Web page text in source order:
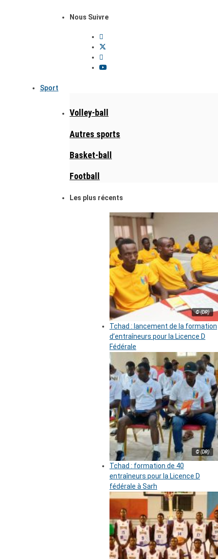
Nous Suivre
Sport
Volley-ball
Autres sports
Basket-ball
Football
Les plus récents
© (DR)
Tchad : lancement de la formation
d’entraîneurs pour la Licence D
Fédérale
© (DR)
Tchad : formation de 40
entraîneurs pour la Licence D
fédérale à Sarh